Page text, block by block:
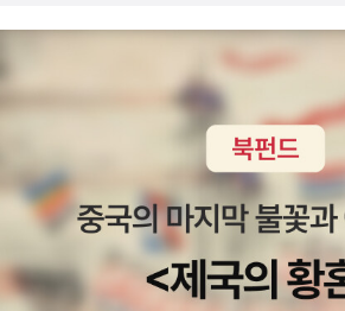
것들 세트로 장바구니에 담기 무섭게 사버렸
없었네, 벌써 책장에 슬쩍 꽂혀있는데 아직
심 너무 많아... 열심히 읽어야지.
믿지 않으면 도덕적인 사람이 될 수 없는지,
사회에서도 멀어지는지와 같은 질문. 앞서 말
속적이면서도 꽤 괜찮은 공동체를 꾸려나갔
었고, 세속적인 경향이 강한 동북아시아를 생
로 굳이 입증하지 않아도 괜찮을 만한 질문들
문이었다. 하지만 한국도 생각보다 종교인의
런 질문에 대한 사회학자의 대답도 한 번 들
과학에서 사는 법을 배우기 : 『장회익의 자연
로 읽어나가면서 인간이 어디에서 왔고, 인간
말이 그래도 끝끝내 살아남길 바란다면 응당
책을 사는 일로) 응원해야 한다고 개인적으로
개론서. 나 어릴 때 이런 책들 좀 나왔으면 좀
이 너무 비싸다고 파뿌리를 물에 담궈 본 적
도 그래요. ㅎㅎㅎ 일하는 엄마들의 목소리
육아의 길을 어떻게 동시에 걷고 있을까. 구
라도 나아지는 방향으로 가려면 시민들이